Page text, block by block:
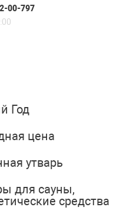
00-797
Год
цена
утварь
для сауны,
средства